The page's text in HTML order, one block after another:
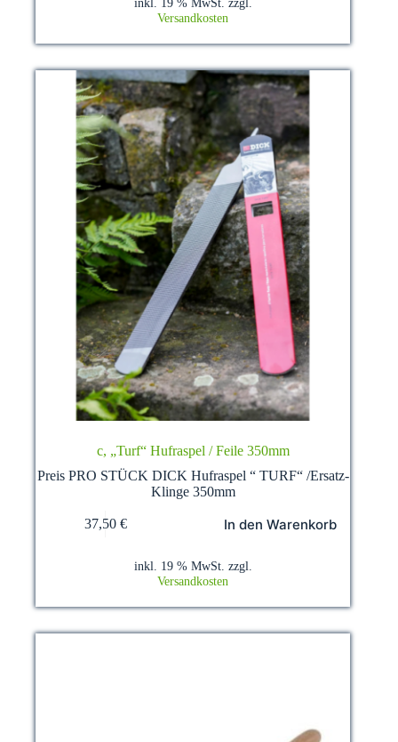
Versandkosten
c, „Turf“ Hufraspel / Feile 350mm
Preis PRO STÜCK DICK Hufraspel “ TURF“ /Ersatz-
Klinge 350mm
37,50 € In den Warenkorb
inkl. 19 % MwSt. zzgl.
Versandkosten